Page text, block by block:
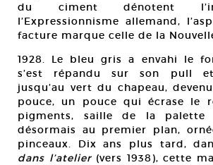
du ciment dénotent
l’Expressionnisme allemand,
facture marque celle de la
1928. Le bleu gris a envahi le
s’est répandu sur son pull
jusqu’au vert du chapeau,
pouce, un pouce qui écrase le
pigments, saille de la palette
désormais au premier plan,
pinceaux. Dix ans plus tard,
dans l’atelier(vers 1938), cette